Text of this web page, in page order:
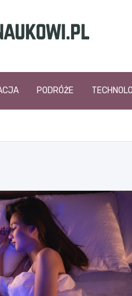
PODRÓŻE